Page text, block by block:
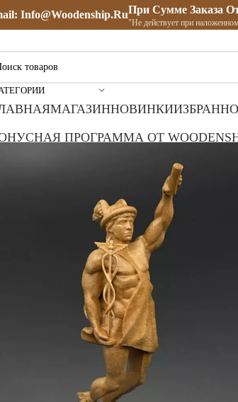
Info@woodenship.ruПри Сумме Заказа
"Не действует при
МАГАЗИННОВИНКИ
ПРОГРАММА ОТ